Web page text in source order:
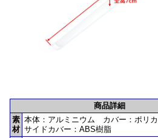
商品詳細
素
材
本体：アルミニウム カバー：ポリ
サイドカバー：ABS樹脂